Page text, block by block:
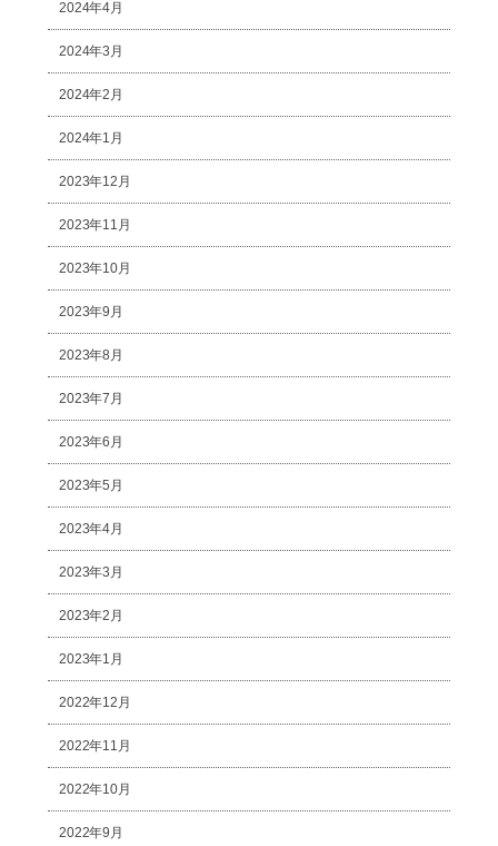
2024年4月
2024年3月
2024年2月
2024年1月
2023年12月
2023年11月
2023年10月
2023年9月
2023年8月
2023年7月
2023年6月
2023年5月
2023年4月
2023年3月
2023年2月
2023年1月
2022年12月
2022年11月
2022年10月
2022年9月